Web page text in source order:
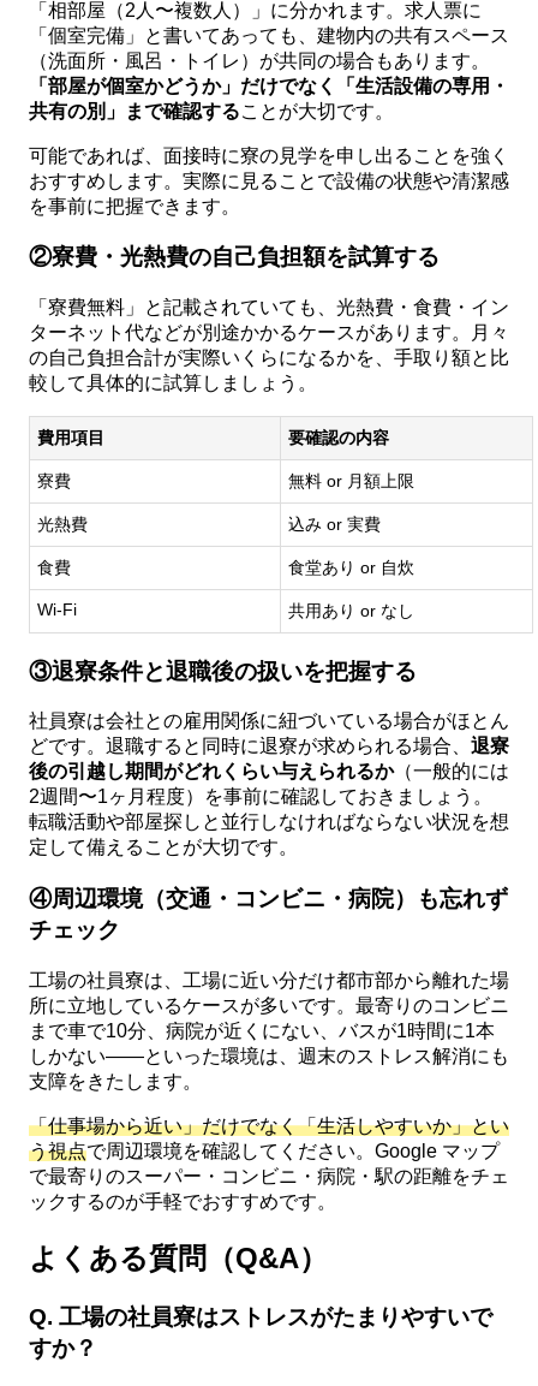
「相部屋（2人〜複数人）」に分かれます。求人票に
「個室完備」と書いてあっても、建物内の共有スペース
（洗面所・風呂・トイレ）が共同の場合もあります。
「部屋が個室かどうか」だけでなく「生活設備の専用・
共有の別」まで確認することが大切です。
可能であれば、面接時に寮の見学を申し出ることを強く
おすすめします。実際に見ることで設備の状態や清潔感
を事前に把握できます。
②寮費・光熱費の自己負担額を試算する
「寮費無料」と記載されていても、光熱費・食費・イン
ターネット代などが別途かかるケースがあります。月々
の自己負担合計が実際いくらになるかを、手取り額と比
較して具体的に試算しましょう。
費用項目 要確認の内容
寮費 無料 or 月額上限
光熱費 込み or 実費
食費 食堂あり or 自炊
Wi-Fi 共用あり or なし
③退寮条件と退職後の扱いを把握する
社員寮は会社との雇用関係に紐づいている場合がほとん
どです。退職すると同時に退寮が求められる場合、 退寮
後の引越し期間がどれくらい与えられるか（一般的には
2週間〜1ヶ月程度）を事前に確認しておきましょう。
転職活動や部屋探しと並行しなければならない状況を想
定して備えることが大切です。
④周辺環境（交通・コンビニ・病院）も忘れず
チェック
工場の社員寮は、工場に近い分だけ都市部から離れた場
所に立地しているケースが多いです。最寄りのコンビニ
まで車で10分、病院が近くにない、バスが1時間に1本
しかない——といった環境は、週末のストレス解消にも
支障をきたします。
「仕事場から近い」だけでなく「生活しやすいか」とい
う視点で周辺環境を確認してください。Google マップ
で最寄りのスーパー・コンビニ・病院・駅の距離をチェ
ックするのが手軽でおすすめです。
よくある質問（Q&A）
Q. 工場の社員寮はストレスがたまりやすいで
すか？